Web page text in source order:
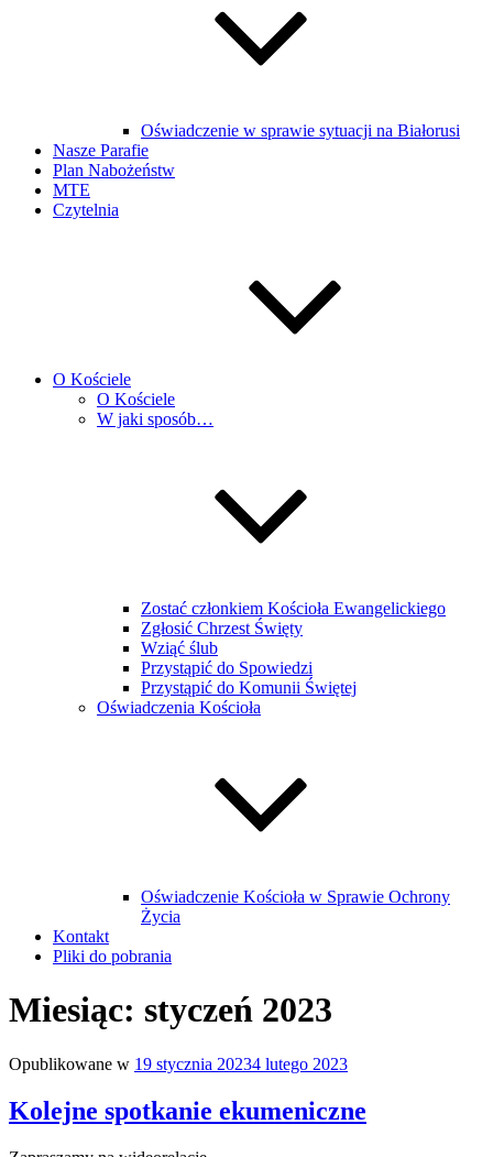
Oświadczenie w sprawie sytuacji na Białorusi
Nasze Parafie
Plan Nabożeństw
MTE
Czytelnia
O Kościele
O Kościele
W jaki sposób…
Zostać członkiem Kościoła Ewangelickiego
Zgłosić Chrzest Święty
Wziąć ślub
Przystąpić do Spowiedzi
Przystąpić do Komunii Świętej
Oświadczenia Kościoła
Oświadczenie Kościoła w Sprawie Ochrony
Życia
Kontakt
Pliki do pobrania
Miesiąc: styczeń 2023
Opublikowane w 19 stycznia 20234 lutego 2023
Kolejne spotkanie ekumeniczne